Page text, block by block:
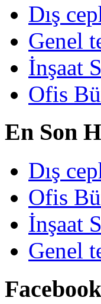
Dış
Genel
İnşaat
Ofis
En Son
Dış
Ofis
İnşaat
Genel